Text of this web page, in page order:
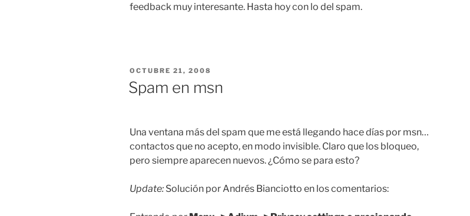
feedback muy interesante. Hasta hoy con lo del spam.
PUBLICADO
OCTUBRE 21, 2008
Spam en msn
Una ventana más del spam que me está llegando hace días por msn…
contactos que no acepto, en modo invisible. Claro que los bloqueo,
pero siempre aparecen nuevos. ¿Cómo se para esto?
Update: Solución por Andrés Bianciotto en los comentarios: